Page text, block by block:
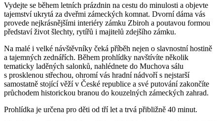
Vydejte se během letních prázdnin na cestu do minulosti a objevte
tajemství ukrytá za dveřmi zámeckých komnat. Dvorní dáma vás
provede nejkrásnějšími interiéry zámku Zbiroh a poutavou formou
představí život šlechty, rytířů i majitelů zdejšího zámku.
Na malé i velké návštěvníky čeká příběh nejen o slavnostní hostině
a tajemných zednářích. Během prohlídky navštívíte několik
tematicky laděných salonků, nahlédnete do Muchova sálu
s prosklenou střechou, ohromí vás hradní nádvoří s nejstarší
samostatně stojící věží v České republice a své putování zakončíte
průchodem historickou branou do kouzelných zámeckých zahrad.
Prohlídka je určena pro děti od tří let a trvá přibližně 40 minut.